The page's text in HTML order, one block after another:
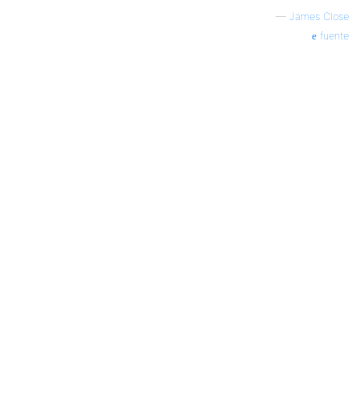
— James Close
fuente